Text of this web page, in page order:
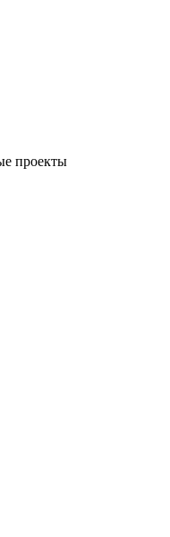
проекты